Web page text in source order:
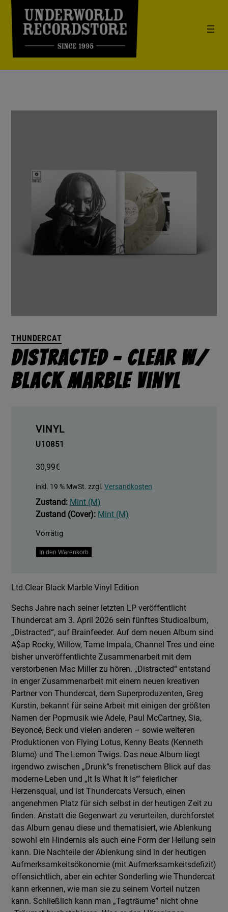
THUNDERCAT
Distracted – Clear W/
Black Marble Vinyl
VINYL
U10851
30,99€
inkl. 19 % MwSt. zzgl.Versandkosten
Zustand: Mint (M)
Zustand (Cover): Mint (M)
Vorrätig
Distracted
W/
Marble
Vinyl
Menge
In den Warenkorb
Ltd.Clear Black Marble Vinyl Edition
Sechs Jahre nach seiner letzten LP veröffentlicht
Thundercat am 3. April 2026 sein fünftes Studioalbum,
„Distracted“, auf Brainfeeder. Auf dem neuen Album sind
A$ap Rocky, Willow, Tame Impala, Channel Tres und eine
bisher unveröffentlichte Zusammenarbeit mit dem
verstorbenen Mac Miller zu hören. „Distracted“ entstand
in enger Zusammenarbeit mit einem neuen kreativen
Partner von Thundercat, dem Superproduzenten, Greg
Kurstin, bekannt für seine Arbeit mit einigen der größten
Namen der Popmusik wie Adele, Paul McCartney, Sia,
Beyoncé, Beck und vielen anderen – sowie weiteren
Produktionen von Flying Lotus, Kenny Beats (Kenneth
Blume) und The Lemon Twigs. Das neue Album liegt
irgendwo zwischen „Drunk“s frenetischem Blick auf das
moderne Leben und „It Is What It Is“’ feierlicher
Herzensqual, und ist Thundercats Versuch, einen
angenehmen Platz für sich selbst in der heutigen Zeit zu
finden. Anstatt die Gegenwart zu verurteilen, durchforstet
das Album genau diese und thematisiert, wie Ablenkung
sowohl ein Hindernis als auch eine Form der Heilung sein
kann. Die Nachteile der Ablenkung sind in der heutigen
Aufmerksamkeitsökonomie (mit Aufmerksamkeitsdefizit)
offensichtlich, aber ein echter Sonderling wie Thundercat
kann erkennen, wie man sie zu seinem Vorteil nutzen
kann. Schließlich kann man „Tagträume“ nicht ohne